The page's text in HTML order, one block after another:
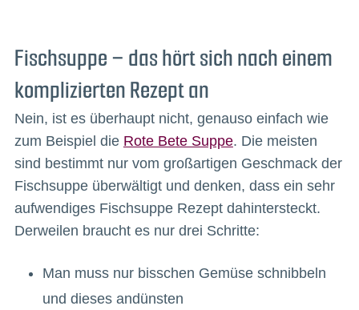
Fischsuppe – das hört sich nach einem
komplizierten Rezept an
Nein, ist es überhaupt nicht, genauso einfach wie
zum Beispiel die Rote Bete Suppe. Die meisten
sind bestimmt nur vom großartigen Geschmack der
Fischsuppe überwältigt und denken, dass ein sehr
aufwendiges Fischsuppe Rezept dahintersteckt.
Derweilen braucht es nur drei Schritte:
Man muss nur bisschen Gemüse schnibbeln
und dieses andünsten